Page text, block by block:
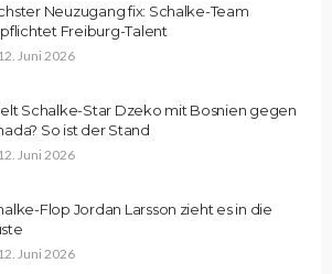
Neuzugang fix: Schalke-Team
Freiburg-Talent
12. Juni 2026
Schalke-Star Dzeko mit Bosnien gegen
So ist der Stand
12. Juni 2026
Flop Jordan Larsson zieht es in die
12. Juni 2026